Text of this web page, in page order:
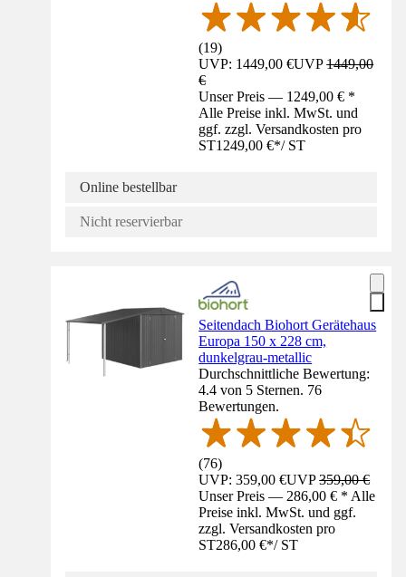
(19)
UVP: 1449,00 €UVP1449,00
€
Unser Preis — 1249,00 € *
Alle Preise inkl. MwSt. und
ggf. zzgl. Versandkosten pro
ST1249,00 €*/ ST
Online bestellbar
Nicht reservierbar
Seitendach Biohort Gerätehaus
Europa 150 x 228 cm,
dunkelgrau-metallic
Durchschnittliche Bewertung:
4.4 von 5 Sternen. 76
Bewertungen.
(76)
UVP: 359,00 €UVP359,00 €
Unser Preis — 286,00 € * Alle
Preise inkl. MwSt. und ggf.
zzgl. Versandkosten pro
ST286,00 €*/ ST